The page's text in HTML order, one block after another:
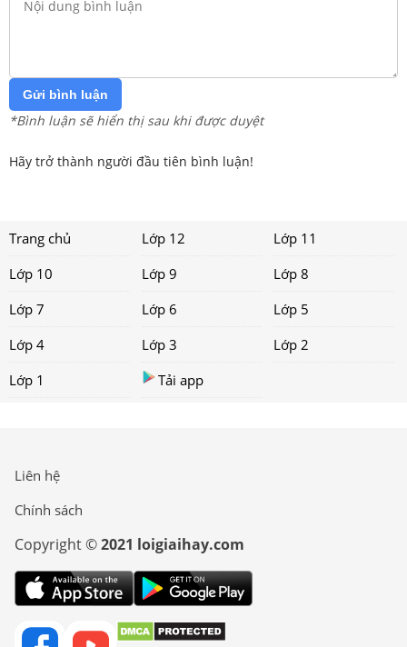
Gửi bình luận
*Bình luận sẽ hiển thị sau khi được duyệt
Hãy trở thành người đầu tiên bình luận!
Trang chủ Lớp 12
Lớp 11
Lớp 10
Lớp 9
Lớp 8
Lớp 7
Lớp 6
Lớp 5
Lớp 4
Lớp 3
Lớp 2
Lớp 1
Tải app
Liên hệ
Chính sách
Copyright ©2021 loigiaihay.com